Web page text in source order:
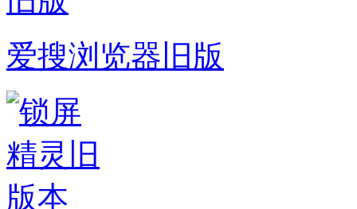
爱搜浏览器旧版